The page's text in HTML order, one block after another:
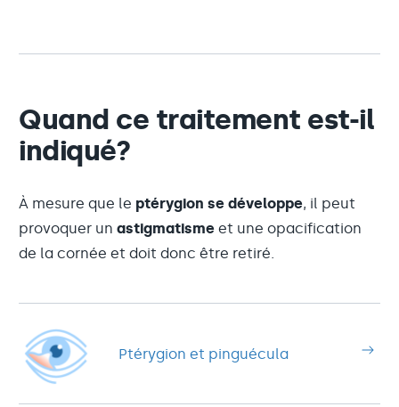
Quand ce traitement est-il
indiqué?
À mesure que le ptérygion se développe, il peut
provoquer un astigmatisme et une opacification
de la cornée et doit donc être retiré.
Ptérygion et pinguécula